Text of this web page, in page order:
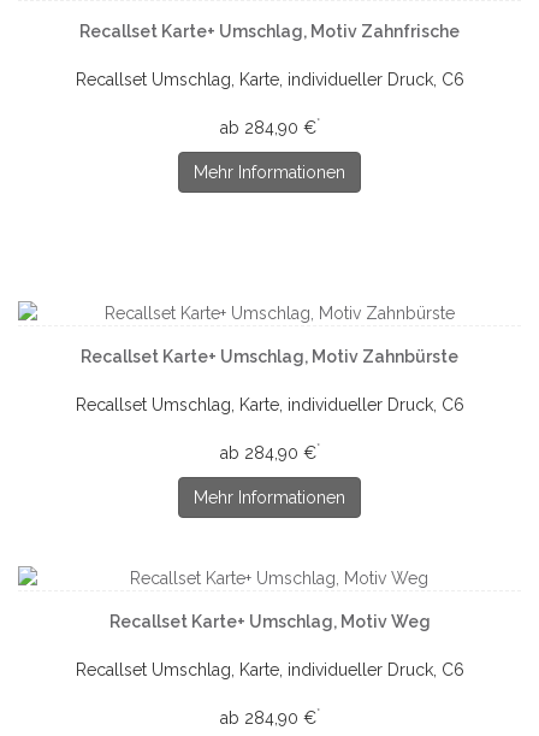
Recallset Karte+ Umschlag, Motiv Zahnfrische
Recallset Umschlag, Karte, individueller Druck, C6
ab 284,90 €*
Mehr Informationen
Recallset Karte+ Umschlag, Motiv Zahnbürste
Recallset Umschlag, Karte, individueller Druck, C6
ab 284,90 €*
Mehr Informationen
Recallset Karte+ Umschlag, Motiv Weg
Recallset Umschlag, Karte, individueller Druck, C6
ab 284,90 €*